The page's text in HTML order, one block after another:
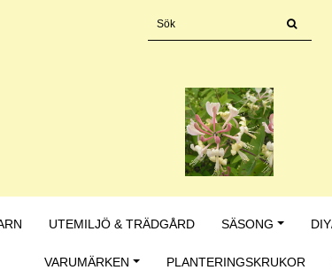
UTEMILJÖ & TRÄDGÅRD SÄSONG
VARUMÄRKEN PLANTERINGSKRUKOR